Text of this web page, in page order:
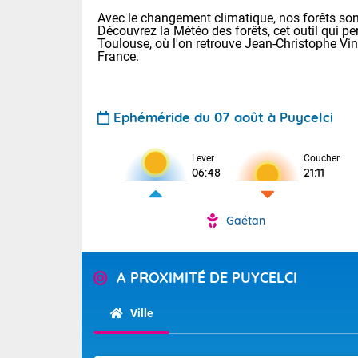
Avec le changement climatique, nos forêts
Découvrez la Météo des forêts, cet outil qui
Toulouse, où l'on retrouve Jean-Christophe
France.
Ephéméride du 07 août à Puycelci
Lever
06:48
Coucher
21:11
Gaétan
A PROXIMITÉ DE PUYCELCI
Ville
Voici les
: 18/25 Paris
Clermont-Fd
Limoges :
Lille : 18/26
Calme,
chaîne des
mistral